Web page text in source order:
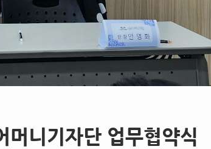
머니기자단 업무협약식